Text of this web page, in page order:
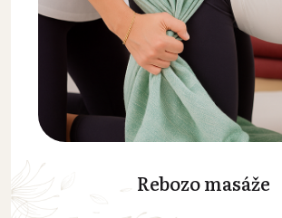
Rebozo masáže